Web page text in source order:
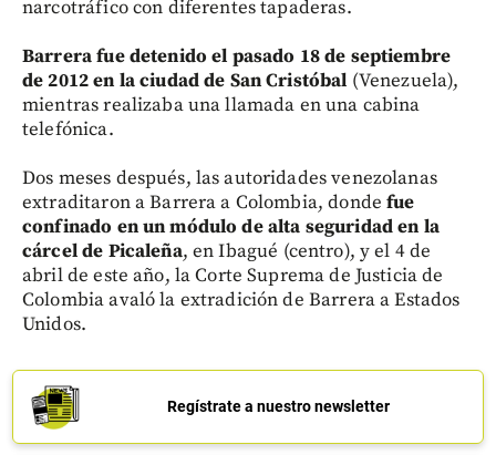
narcotráfico con diferentes tapaderas.
Barrera fue detenido el pasado 18 de septiembre
de 2012 en la ciudad de San Cristóbal (Venezuela),
mientras realizaba una llamada en una cabina
telefónica.
Dos meses después, las autoridades venezolanas
extraditaron a Barrera a Colombia, dondefue
confinado en un módulo de alta seguridad en la
cárcel de Picaleña, en Ibagué (centro), y el 4 de
abril de este año, la Corte Suprema de Justicia de
Colombia avaló la extradición de Barrera a Estados
Unidos.
Regístrate a nuestro newsletter